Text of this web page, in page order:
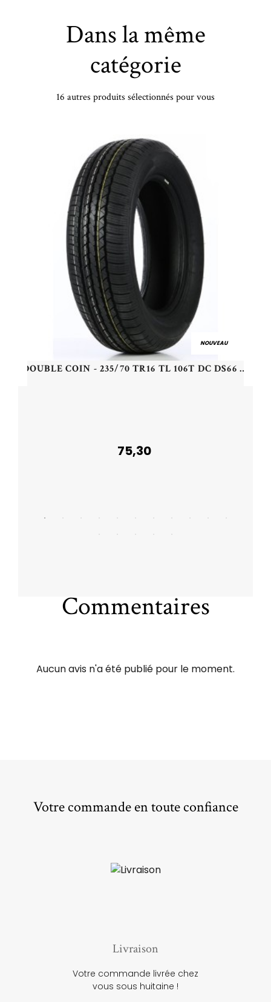
Dans la même
catégorie
16 autres produits sélectionnés pour vous
NOUVEAU
DOUBLE COIN - 235/70 TR16 TL 106T DC DS66 - 2357016 - CDB
75,30
Commentaires
Aucun avis n'a été publié pour le moment.
Votre commande en toute confiance
Livraison
Votre commande livrée chez
vous sous huitaine !